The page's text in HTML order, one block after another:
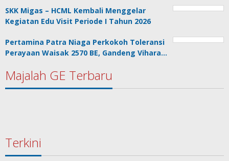
SKK Migas – HCML Kembali Menggelar
Kegiatan Edu Visit Periode I Tahun 2026
Pertamina Patra Niaga Perkokoh Toleransi
Perayaan Waisak 2570 BE, Gandeng Vihara…
Majalah GE Terbaru
Terkini